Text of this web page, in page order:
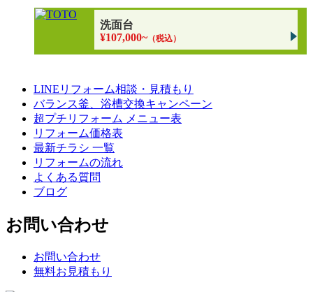
洗面台
¥107,000~（税込）
LINEリフォーム相談・見積もり
バランス釜、浴槽交換キャンペーン
超プチリフォーム メニュー表
リフォーム価格表
最新チラシ 一覧
リフォームの流れ
よくある質問
ブログ
お問い合わせ
お問い合わせ
無料お見積もり